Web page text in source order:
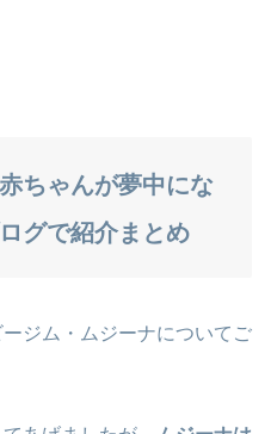
ちゃんが夢中にな
グで紹介まとめ
ジム・ムジーナについてご